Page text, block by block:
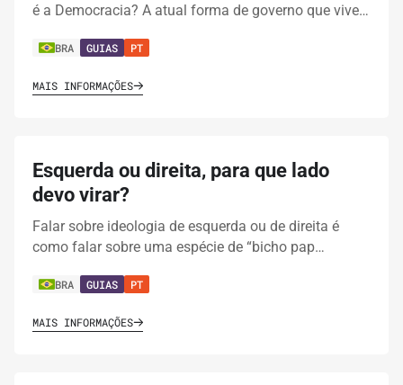
é a Democracia? A atual forma de governo que vive…
BRA GUIAS PT
MAIS INFORMAÇÕES
Esquerda ou direita, para que lado
devo virar?
Falar sobre ideologia de esquerda ou de direita é
como falar sobre uma espécie de “bicho pap…
BRA GUIAS PT
MAIS INFORMAÇÕES